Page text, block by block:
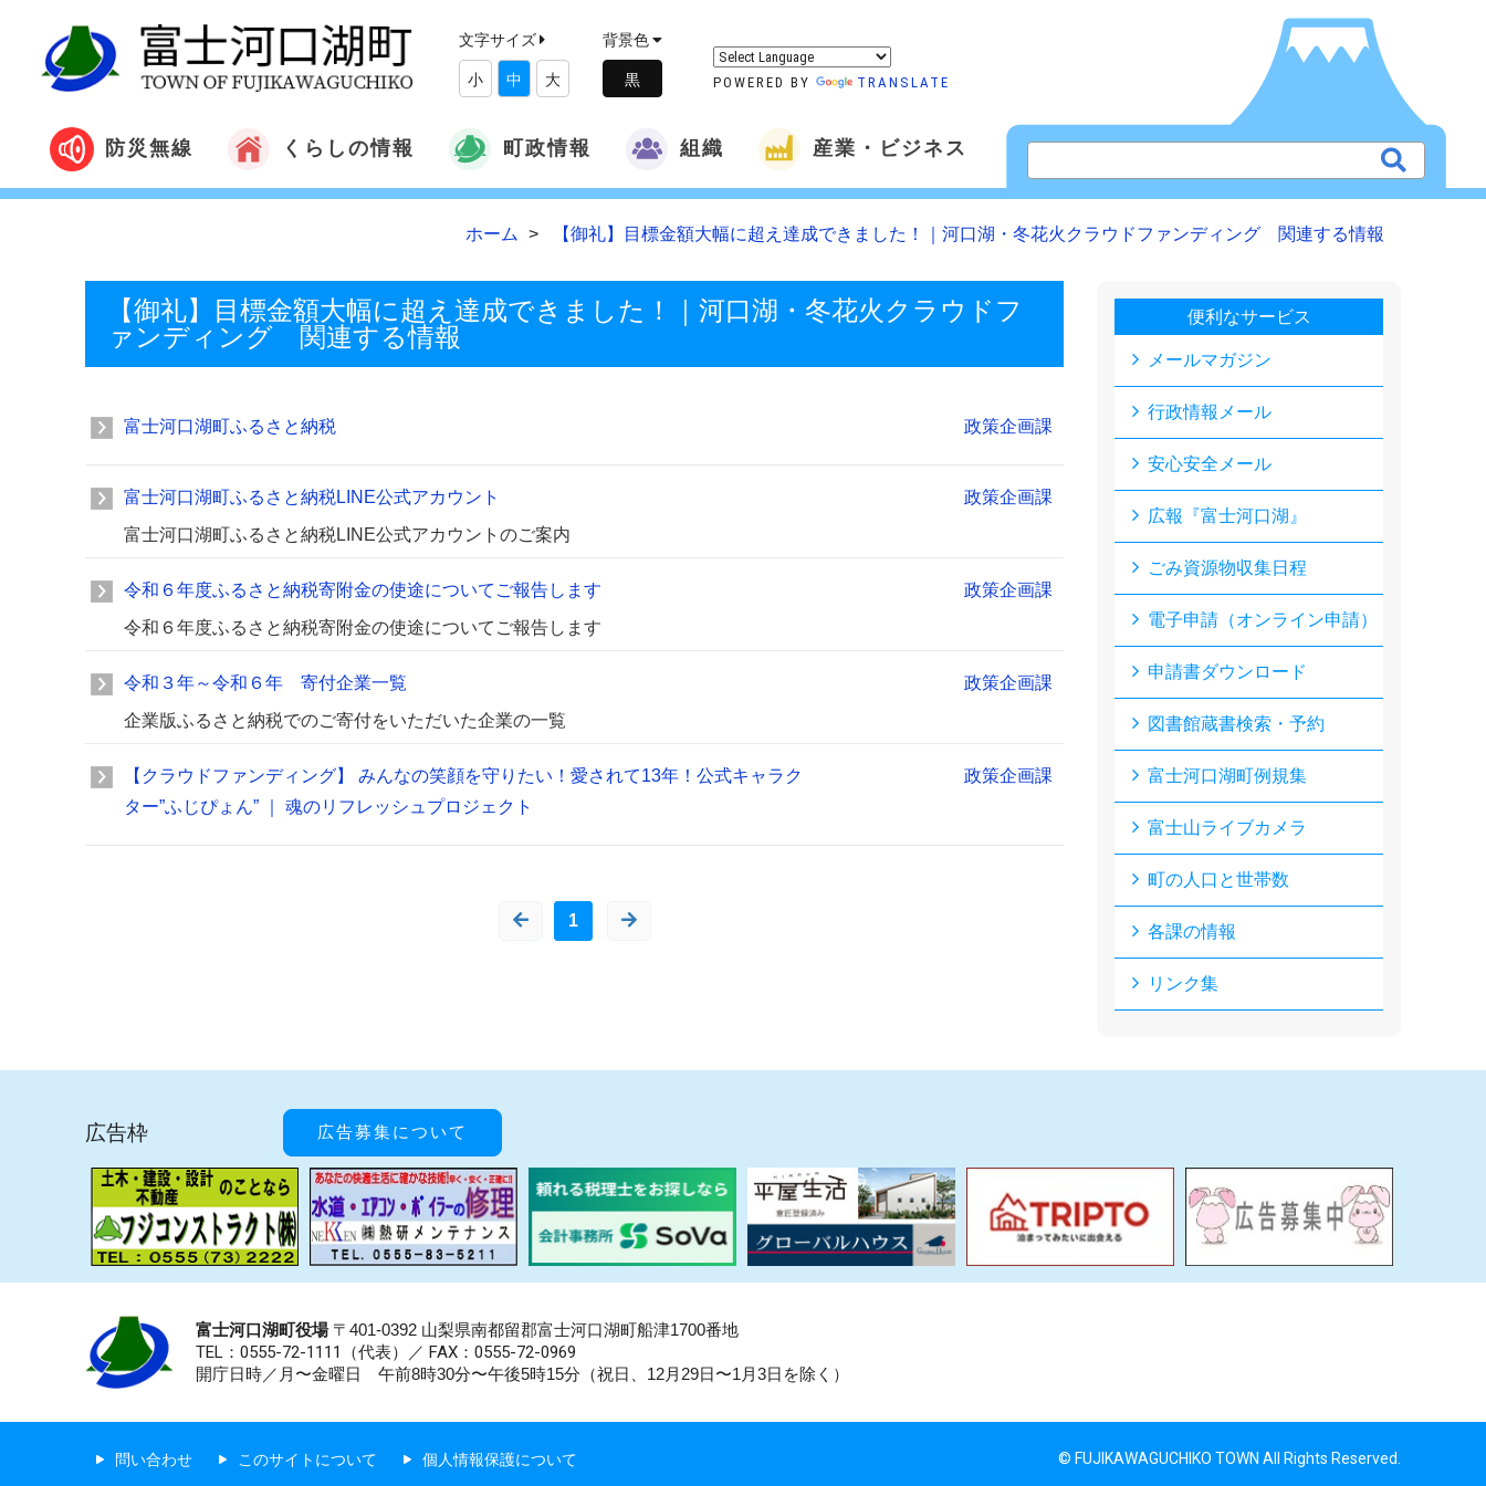
文字サイズ
小 中 大
背景色
POWERED BY TRANSLATE
防災無線 くらしの情報 町政情報 組織 産業・ビジネス
ホーム 【御礼】目標金額大幅に超え達成できました！｜河口湖・冬花火クラウドファンディング 関連する情報
【御礼】目標金額大幅に超え達成できました！｜河口湖・冬花火クラウドフ
ァンディング 関連する情報
富士河口湖町ふるさと納税 政策企画課
富士河口湖町ふるさと納税LINE公式アカウント
政策企画課
富士河口湖町ふるさと納税LINE公式アカウントのご案内
令和６年度ふるさと納税寄附金の使途についてご報告します
政策企画課
令和６年度ふるさと納税寄附金の使途についてご報告します
令和３年～令和６年 寄付企業一覧
政策企画課
企業版ふるさと納税でのご寄付をいただいた企業の一覧
【クラウドファンディング】 みんなの笑顔を守りたい！愛されて13年！公式キャラク
ター”ふじぴょん” ｜ 魂のリフレッシュプロジェクト
政策企画課
1
便利なサービス
メールマガジン
行政情報メール
安心安全メール
広報『富士河口湖』
ごみ資源物収集日程
電子申請（オンライン申請）
申請書ダウンロード
図書館蔵書検索・予約
富士河口湖町例規集
富士山ライブカメラ
町の人口と世帯数
各課の情報
リンク集
広告枠 広告募集について
富士河口湖町役場〒401-0392 山梨県南都留郡富士河口湖町船津1700番地
TEL：0555-72-1111 （代表）／ FAX：0555-72-0969
開庁日時／月〜金曜日 午前8時30分〜午後5時15分（祝日、12月29日〜1月3日を除く）
問い合わせ このサイトについて 個人情報保護について © FUJIKAWAGUCHIKO TOWN All Rights Reserved.